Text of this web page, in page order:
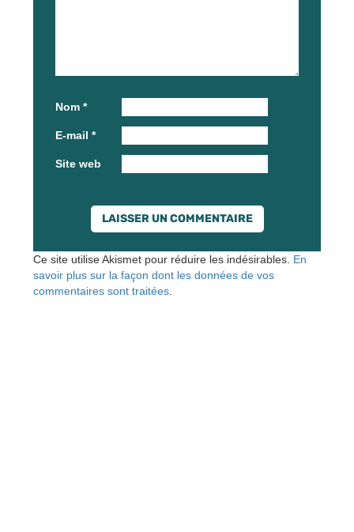
Nom *
E-mail *
Site web
Ce site utilise Akismet pour réduire les indésirables. En
savoir plus sur la façon dont les données de vos
commentaires sont traitées